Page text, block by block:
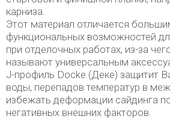
карниза.
Этот материал отличается
функциональных возможностей
при отделочных работах, из-за
называют универсальным
J-профиль Docke (Деке) защитит
воды, перепадов температур в
избежать деформации сайдинга
негативных внешних факторов.